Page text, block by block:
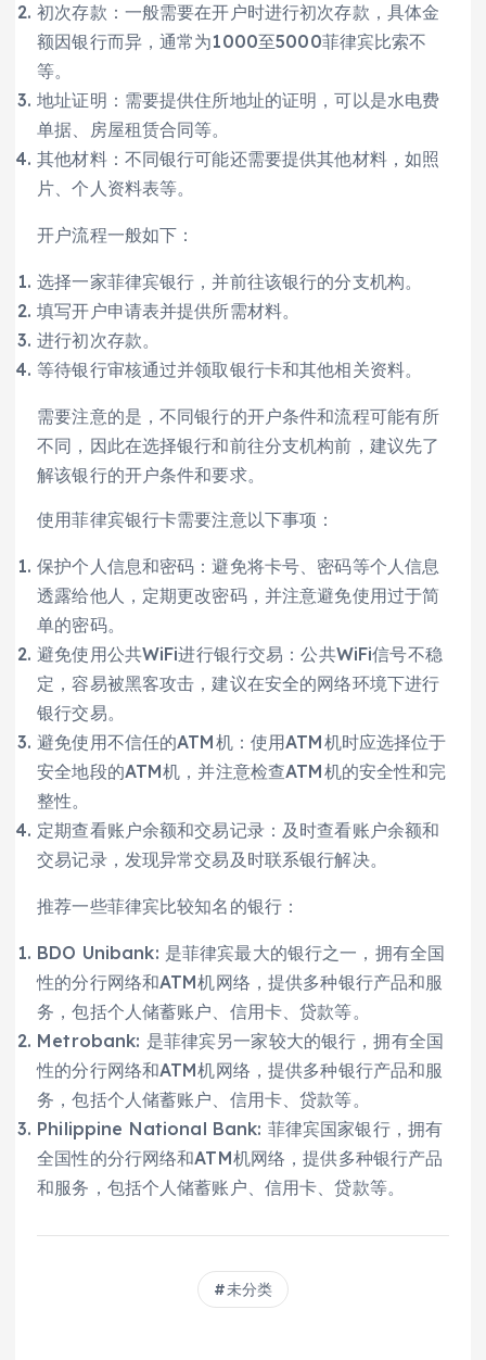
初次存款：一般需要在开户时进行初次存款，具体金
额因银行而异，通常为1000至5000菲律宾比索不
等。
地址证明：需要提供住所地址的证明，可以是水电费
单据、房屋租赁合同等。
其他材料：不同银行可能还需要提供其他材料，如照
片、个人资料表等。
开户流程一般如下：
选择一家菲律宾银行，并前往该银行的分支机构。
填写开户申请表并提供所需材料。
进行初次存款。
等待银行审核通过并领取银行卡和其他相关资料。
需要注意的是，不同银行的开户条件和流程可能有所
不同，因此在选择银行和前往分支机构前，建议先了
解该银行的开户条件和要求。
使用菲律宾银行卡需要注意以下事项：
保护个人信息和密码：避免将卡号、密码等个人信息
透露给他人，定期更改密码，并注意避免使用过于简
单的密码。
避免使用公共WiFi进行银行交易：公共WiFi信号不稳
定，容易被黑客攻击，建议在安全的网络环境下进行
银行交易。
避免使用不信任的ATM机：使用ATM机时应选择位于
安全地段的ATM机，并注意检查ATM机的安全性和完
整性。
定期查看账户余额和交易记录：及时查看账户余额和
交易记录，发现异常交易及时联系银行解决。
推荐一些菲律宾比较知名的银行：
BDO Unibank: 是菲律宾最大的银行之一，拥有全国
性的分行网络和ATM机网络，提供多种银行产品和服
务，包括个人储蓄账户、信用卡、贷款等。
Metrobank: 是菲律宾另一家较大的银行，拥有全国
性的分行网络和ATM机网络，提供多种银行产品和服
务，包括个人储蓄账户、信用卡、贷款等。
Philippine National Bank: 菲律宾国家银行，拥有
全国性的分行网络和ATM机网络，提供多种银行产品
和服务，包括个人储蓄账户、信用卡、贷款等。
未分类